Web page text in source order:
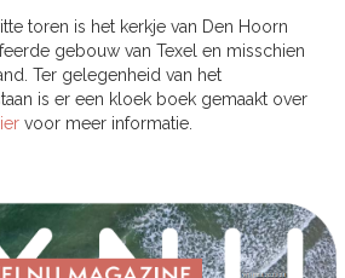
toren is het kerkje van Den Hoorn
gebouw van Texel en misschien
Ter gelegenheid van het
is er een kloek boek gemaakt over
voor meer informatie.